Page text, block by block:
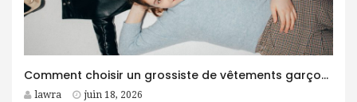
Comment choisir un grossiste de vêtements garçon fiable pour son business ?
lawra juin 18, 2026